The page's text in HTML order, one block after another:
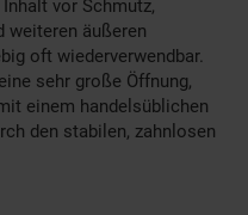
vor Schmutz,
weiteren äußeren
oft wiederverwendbar.
sehr große Öffnung,
einem handelsüblichen
den stabilen, zahnlosen